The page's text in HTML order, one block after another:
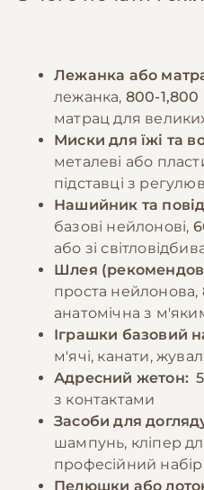
обов'язковими
🎁 −10% на
За промокодом E-PET
правильному
Порції мають
енергетичним
забезпечити
води та слідкувати за
різні продукти.
🎁 −10% на
За промокодом E-
Лежанка або
лежанка, 800-1,800
матрац для
Миски для їжі та
металеві або
підставці з
Нашийник та
базові нейлонові,
або зі
Шлея
проста нейлонова,
анатомічна з
Іграшки базовий
м'ячі, канати,
Адресний жетон:
з контактами
Засоби для
шампунь, кліпер
професійний
Пелюшки або